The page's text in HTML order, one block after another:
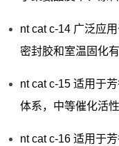
nt cat c-14 广泛应
密封胶和室温固化
nt cat c-15 适用于
体系，中等催化活
nt cat c-16 适用于